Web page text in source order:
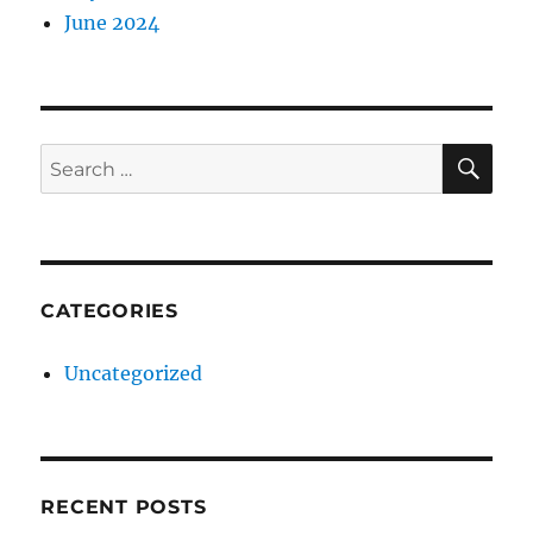
June 2024
Search
for:
CATEGORIES
Uncategorized
RECENT POSTS